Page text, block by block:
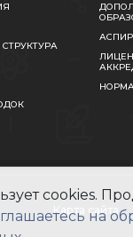
Карта сайта
cookies.
на